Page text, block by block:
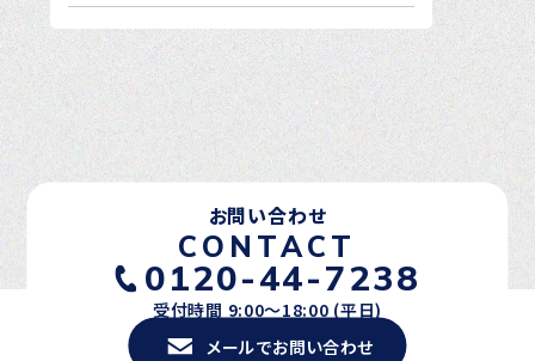
お問い合わせ
CONTACT
0120-44-7238
受付時間 9:00〜18:00 (平日)
メールでお問い合わせ